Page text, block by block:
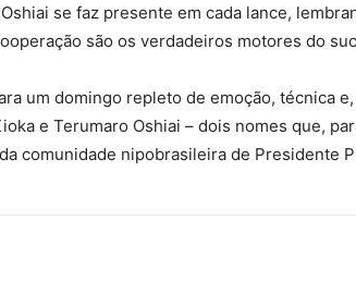
se faz presente em cada lance,
são os verdadeiros motores do
um domingo repleto de emoção, técnica
e Terumaro Oshiai – dois nomes que,
comunidade nipobrasileira de Presidente